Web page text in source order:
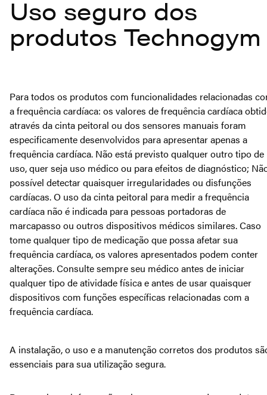
Uso seguro dos
produtos Technogym
Para todos os produtos com funcionalidades relacionadas
a frequência cardíaca: os valores de frequência cardíaca
através da cinta peitoral ou dos sensores manuais foram
especificamente desenvolvidos para apresentar apenas a
frequência cardíaca. Não está previsto qualquer outro tipo de
uso, quer seja uso médico ou para efeitos de diagnóstico;
possível detectar quaisquer irregularidades ou disfunções
cardíacas. O uso da cinta peitoral para medir a frequência
cardíaca não é indicada para pessoas portadoras de
marcapasso ou outros dispositivos médicos similares. Caso
tome qualquer tipo de medicação que possa afetar sua
frequência cardíaca, os valores apresentados podem conter
alterações. Consulte sempre seu médico antes de iniciar
qualquer tipo de atividade física e antes de usar quaisquer
dispositivos com funções específicas relacionadas com a
frequência cardíaca.
A instalação, o uso e a manutenção corretos dos produtos
essenciais para sua utilização segura.